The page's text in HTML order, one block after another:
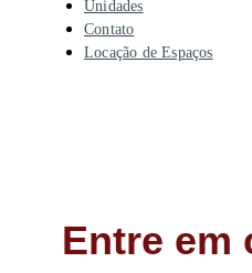
Unidades
Contato
Locação de Espaços
Entre em